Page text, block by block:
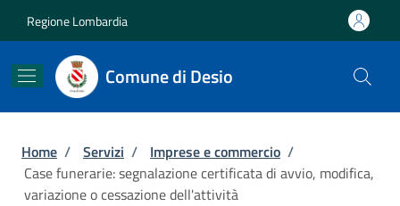
Regione Lombardia
Comune di Desio
Briciole di pane
Home / Servizi / Imprese e commercio /
Case funerarie: segnalazione certificata di avvio, modifica,
variazione o cessazione dell'attività